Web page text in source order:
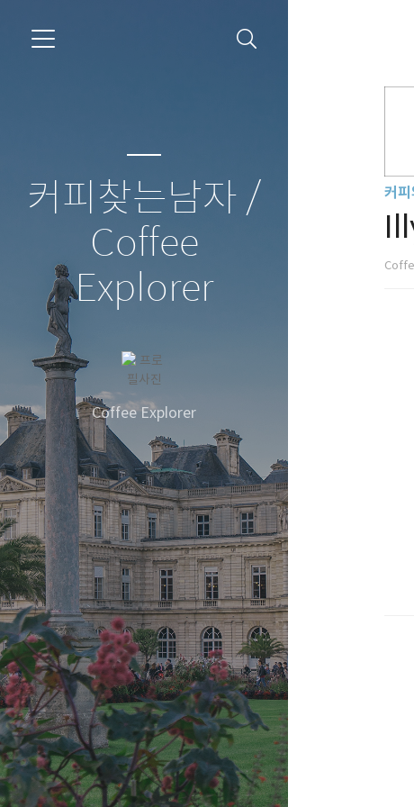
커피찾는남자 /
Coffee
Explorer
Coffee Explorer
커